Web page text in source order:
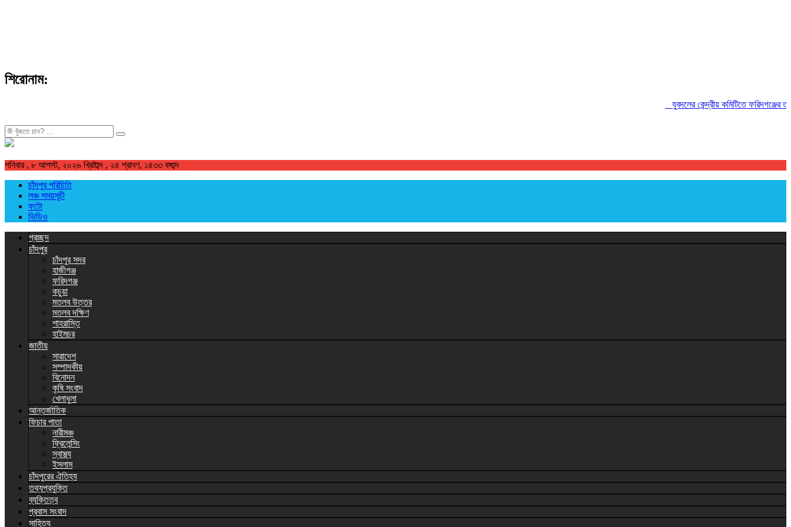
শিরোনাম:
যুবদলের কেন্দ্রীয় কমিটিতে ফরিদগঞ্জের তারেকুর
খুজুন
শনিবার , ৮ আগস্ট, ২০২৬ খ্রিষ্টাব্দ , ২৪ শ্রাবণ, ১৪৩৩ বঙ্গাব্দ
চাঁদপুর পরিচিতি
লঞ্চ সময়সূচী
ফটো
ভিডিও
প্রচ্ছদ
চাঁদপুর
চাঁদপুর সদর
হাজীগঞ্জ
ফরিদগঞ্জ
কচুয়া
মতলব উত্তর
মতলব দক্ষিণ
শাহরাস্তি
হাইমচর
জাতীয়
সারাদেশ
সম্পাদকীয়
বিনোদন
কৃষি সংবাদ
খেলাধুলা
আন্তর্জাতিক
ফিচার পাতা
নারীমঞ্চ
ফ্রিলেন্সিং
স্বাস্থ্য
ইসলাম
চাঁদপুরের ঐতিহ্য
তথ্যপ্রযুক্তি
ব্যক্তিত্ব
প্রবাস সংবাদ
সাহিত্য